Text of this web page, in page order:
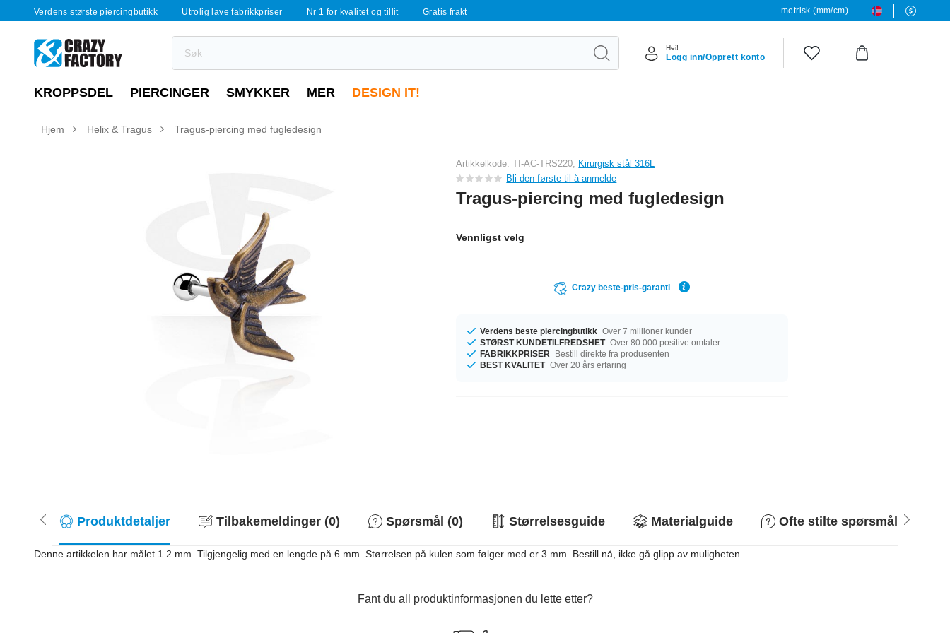
Verdens største piercingbutikk Utrolig lave fabrikkpriser Nr 1 for kvalitet og tillit Gratis frakt metrisk (mm/cm)
Hei!
Logg inn/Opprett konto
KROPPSDEL PIERCINGER SMYKKER MER DESIGN IT!
Hjem Helix & Tragus Tragus-piercing med fugledesign
Artikkelkode: TI-AC-TRS220, Kirurgisk stål 316L
Bli den første til å anmelde
Tragus-piercing med fugledesign
Vennligst velg
Crazy beste-pris-garanti
Verdens beste piercingbutikk Over 7 millioner kunder
STØRST KUNDETILFREDSHET Over 80 000 positive omtaler
FABRIKKPRISER
Bestill direkte fra produsenten
BEST KVALITET Over 20 års erfaring
Produktdetaljer Tilbakemeldinger (0) Spørsmål (0) Størrelsesguide Materialguide Ofte stilte spørsmål
Denne artikkelen har målet 1.2 mm. Tilgjengelig med en lengde på 6 mm. Størrelsen på kulen som følger med er 3 mm. Bestill nå, ikke gå glipp av muligheten
Fant du all produktinformasjonen du lette etter?